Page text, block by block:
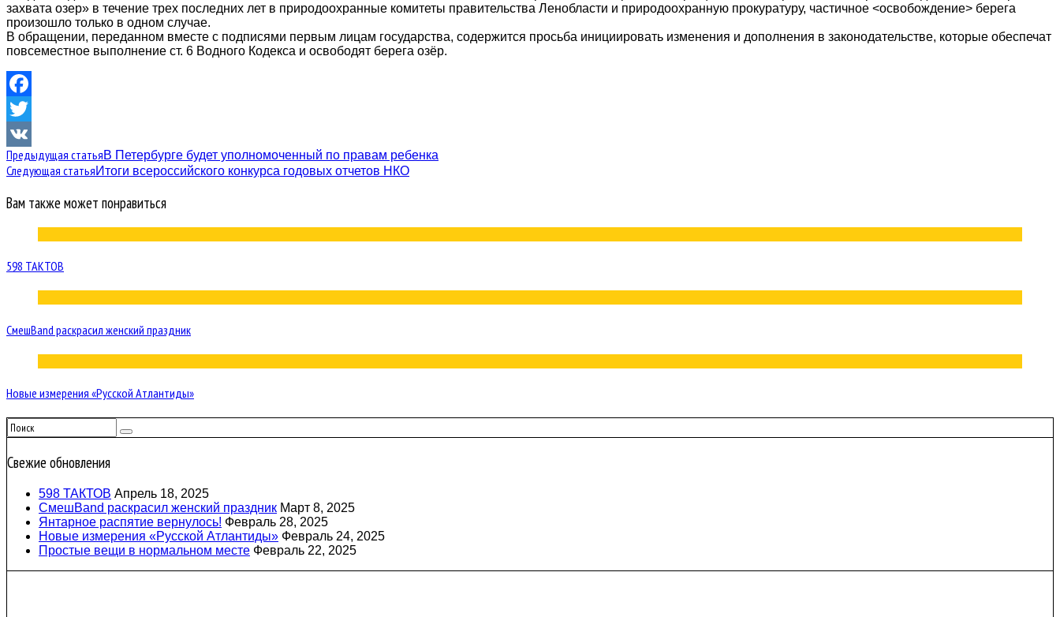
захвата озер» в течение трех последних лет в природоохранные комитеты правительства Ленобласти и природоохранную прокуратуру, частичное <освобождение> берега
произошло только в одном случае.
В обращении, переданном вместе с подписями первым лицам государства, содержится просьба инициировать изменения и дополнения в законодательстве, которые обеспечат
повсеместное выполнение ст. 6 Водного Кодекса и освободят берега озёр.
Facebook
Twitter
VK
Предыдущая статьяВ Петербурге будет уполномоченный по правам ребенка
Следующая статьяИтоги всероссийского конкурса годовых отчетов НКО
Вам также может понравиться
598 ТАКТОВ
СмешBand раскрасил женский праздник
Новые измерения «Русской Атлантиды»
Свежие обновления
598 ТАКТОВ Апрель 18, 2025
СмешBand раскрасил женский праздник Март 8, 2025
Янтарное распятие вернулось! Февраль 28, 2025
Новые измерения «Русской Атлантиды» Февраль 24, 2025
Простые вещи в нормальном месте Февраль 22, 2025